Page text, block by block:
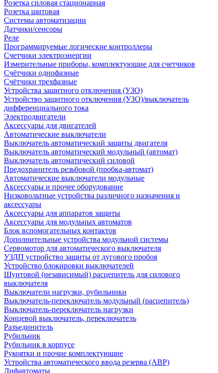
Розетка силовая стационарная
Розетка щитовая
Системы автоматизации
Датчики/сенсоры
Реле
Программируемые логические контроллеры
Счетчики электроэнергии
Измерительные приборы, комплектующие для счетчиков
Счётчики однофазные
Счётчики трехфазные
Устройства защитного отключения (УЗО)
Устройство защитного отключения (УЗО)/выключатель
дифференциального тока
Электродвигатели
Аксессуары для двигателей
Автоматические выключатели
Выключатель автоматический защиты двигателя
Выключатель автоматический модульный (автомат)
Выключатель автоматический силовой
Предохранитель резьбовой (пробка-автомат)
Автоматические выключатели модульные
Аксессуары и прочее оборудование
Низковольтные устройства различного назначения и
аксессуары
Аксессуары для аппаратов защиты
Аксессуары для модульных автоматов
Блок вспомогательных контактов
Дополнительные устройства модульной системы
Сервомотор для автоматического выключателя
УЗДП устройство защиты от дугового пробоя
Устройство блокировки выключателей
Шунтовой (независимый) расцепитель для силового
выключателя
Выключатели нагрузки, рубильники
Выключатель-переключатель модульный (расцепитель)
Выключатель-переключатель нагрузки
Концевой выключатель, переключатель
Разъединитель
Рубильник
Рубильник в корпусе
Рукоятки и прочие комплектующие
Устройства автоматического ввода резерва (АВР)
Дифавтоматы